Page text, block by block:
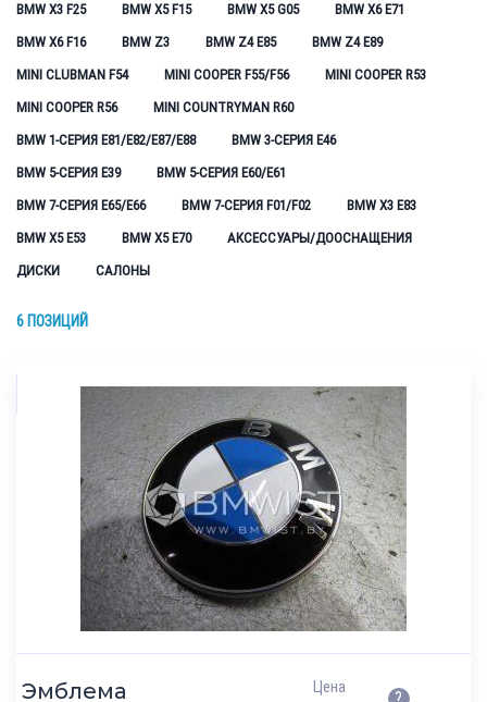
BMW X3 F25
BMW X5 F15 BMW X5 G05
BMW X6 E71
BMW X6 F16
BMW Z3 BMW Z4 E85
BMW Z4 E89
MINI CLUBMAN F54
MINI COOPER F55/F56
MINI COOPER R53
MINI COOPER R56
MINI COUNTRYMAN R60
BMW 1-СЕРИЯ E81/E82/E87/E88
BMW 3-СЕРИЯ E46
BMW 5-СЕРИЯ E39
BMW 5-СЕРИЯ E60/E61
BMW 7-СЕРИЯ E65/E66
BMW 7-СЕРИЯ F01/F02
BMW X3 E83
BMW X5 E53
BMW X5 E70
АКСЕССУАРЫ/ДООСНАЩЕНИЯ
ДИСКИ
САЛОНЫ
6 ПОЗИЦИЙ
Эмблема Цена